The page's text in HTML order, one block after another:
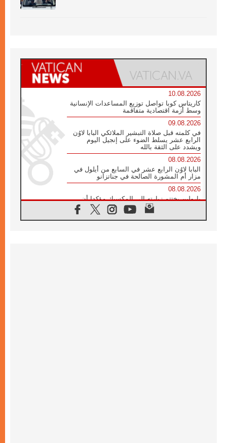
10.08.2026
كاريتاس كوبا تواصل توزيع المساعدات الإنسانية
وسط أزمة اقتصادية متفاقمة
09.08.2026
في كلمته قبل صلاة التبشير الملائكي البابا لاوُن
الرابع عشر يسلط الضوء على إنجيل اليوم
ويشدد على الثقة بالله
08.08.2026
البابا لاوُن الرابع عشر في السابع من أيلول في
مزار أم المشورة الصالحة في جناتزانو
08.08.2026
بارولين يختتم زيارته إلى المكسيك مؤكدا أن
صناعة السلام تبدأ بالتعاطف مع ألم الآخر
07.08.2026